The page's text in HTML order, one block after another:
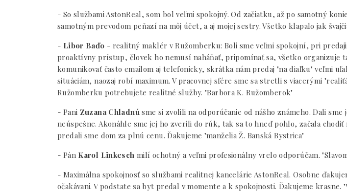
- So službami AstonReal, som bol veľmi spokojný. Od začiatku, až po samotný
samotným prevodom peňazí na môj účet, a aj mojej sestry. Všetko klapalo jak
- Libor Baďo - realitný maklér v Ružomberku: Boli sme veľmi spokojní, pri
proaktívny prístup, človek ho nemusí naháňať, pripomínať sa, všetko organizuje
komunikovať často emailom aj telefonicky, skrátka nám predaj "na diaľku" veľmi
situáciám, naozaj robí maximum. V pracovnej sfére sme sa stretli s viacerými
Ružomberku potrebujete realitné služby. "Barbora K. Ružomberok"
- Pani Zuzana Chladnúsme si zvolili na odporúčanie od nášho známeho. Dali
neúspešne. Akonáhle sme jej ho zverili do rúk, tak sa to hneď pohlo, začala
predali sme dom za plnú cenu. Ďakujeme "manželia Ž. Banská Bystrica"
- PánKarol Linkesch milí ochotný a veľmi profesionálny vrelo odporúčam.
- Maximálna spokojnosť so službami realitnej kancelárie AstonReal. Osobne
očakávani. V podstate sa byt predal v momente a k spokojnosti. Ďakujeme krasne.